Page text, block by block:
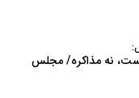
است، نه مذاکره/ مجلس